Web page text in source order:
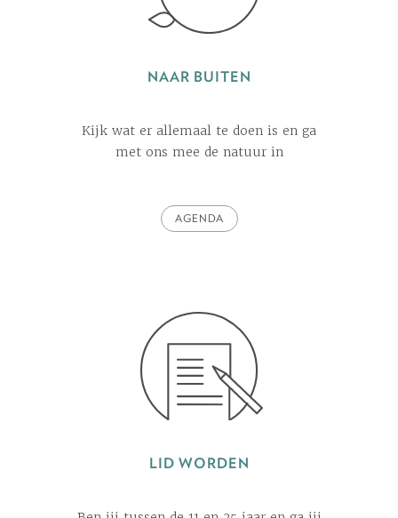
NAAR BUITEN
Kijk wat er allemaal te doen is en ga
met ons mee de natuur in
AGENDA
LID WORDEN